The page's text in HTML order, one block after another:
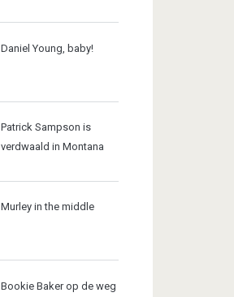
Daniel Young, baby!
Patrick Sampson is
verdwaald in Montana
Murley in the middle
Bookie Baker op de weg